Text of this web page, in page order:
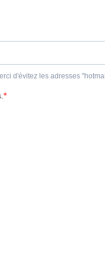
d'évitez les adresses